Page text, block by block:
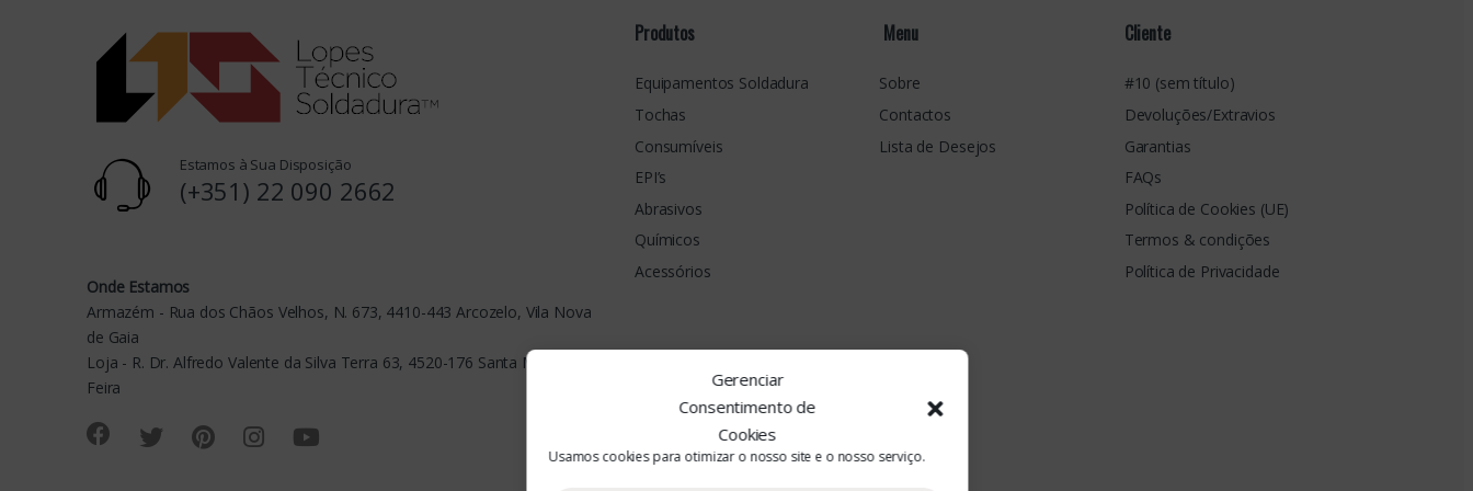
Gerenciar
Consentimento de
Cookies
Usamos cookies para otimizar o nosso site e o nosso serviço.
Estamos à Sua Disposição
(+351) 22 090 2662
Onde Estamos
Armazém - Rua dos Chãos Velhos, N. 673, 4410-443 Arcozelo, Vila Nova
de Gaia
Loja - R. Dr. Alfredo Valente da Silva Terra 63, 4520-176 Santa Maria da
Feira
Produtos
Equipamentos Soldadura
Tochas
Consumíveis
EPI’s
Abrasivos
Químicos
Acessórios
Menu
Sobre
Contactos
Lista de Desejos
Cliente
#10 (sem título)
Devoluções/Extravios
Garantias
FAQs
Política de Cookies (UE)
Termos & condições
Política de Privacidade